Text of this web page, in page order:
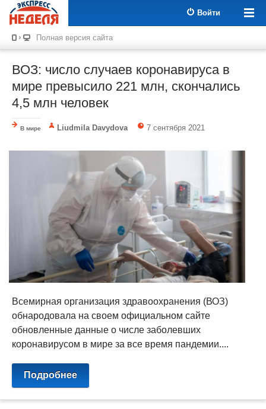
Войти
Полная версия сайта
ВОЗ: число случаев коронавируса в
мире превысило 221 млн, скончались
4,5 млн человек
В мире Liudmila Davydova 7 сентября 2021
Всемирная организация здравоохранения (ВОЗ)
обнародовала на своем официальном сайте
обновленные данные о числе заболевших
коронавирусом в мире за все время пандемии....
Подробнее